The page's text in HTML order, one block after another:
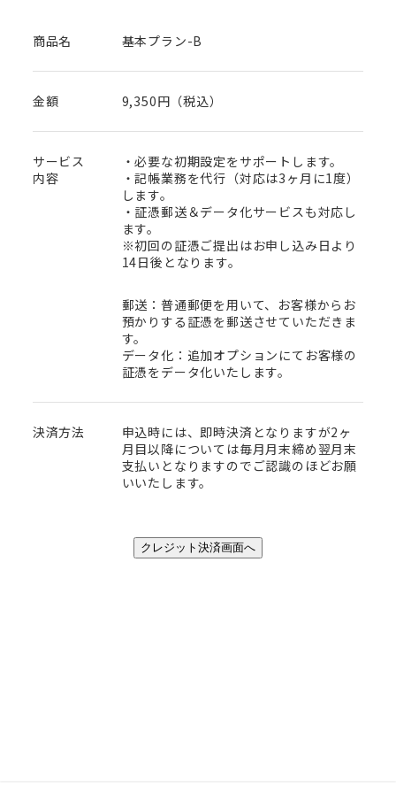
商品名 基本プラン-B
金額 9,350円（税込）
サービス
内容
・必要な初期設定をサポートします。
・記帳業務を代行（対応は3ヶ月に1度）
します。
・証憑郵送＆データ化サービスも対応し
ます。
※初回の証憑ご提出はお申し込み日より
14日後となります。
郵送：普通郵便を用いて、お客様からお
預かりする証憑を郵送させていただきま
す。
データ化：追加オプションにてお客様の
証憑をデータ化いたします。
決済方法
申込時には、即時決済となりますが2ヶ
月目以降については毎月月末締め翌月末
支払いとなりますのでご認識のほどお願
いいたします。